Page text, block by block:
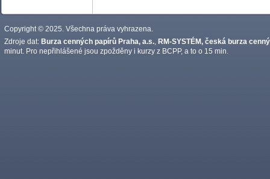
Copyright © 2025. Všechna práva vyhrazena.
Zdroje dat: Burza cenných papírů Praha, a.s. RM-SYSTÉM, česká burza
minut. Pro nepřihlášené jsou zpožděny i kurzy z BCPP, a to o 15 min.